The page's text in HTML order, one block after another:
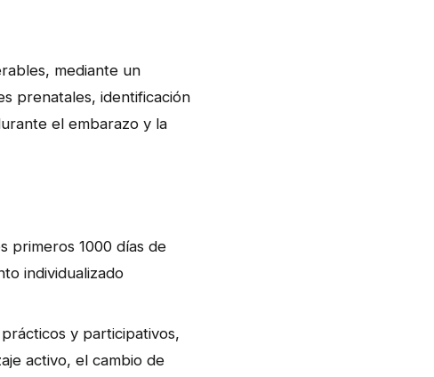
mediante un
prenatales, identificación
el embarazo y la
primeros 1000 días de
individualizado
y participativos,
activo, el cambio de